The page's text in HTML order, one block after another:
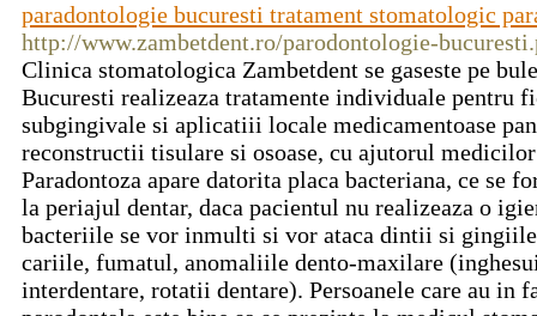
paradontologie bucuresti tratament stomatologic
http://www.zambetdent.ro/parodontologie-
Clinica stomatologica Zambetdent se gaseste pe
Bucuresti realizeaza tratamente individuale pentru
subgingivale si aplicatiii locale medicamentoase
reconstructii tisulare si osoase, cu ajutorul
Paradontoza apare datorita placa bacteriana, ce se
la periajul dentar, daca pacientul nu realizeaza o
bacteriile se vor inmulti si vor ataca dintii si
cariile, fumatul, anomaliile dento-maxilare
interdentare, rotatii dentare). Persoanele care au in